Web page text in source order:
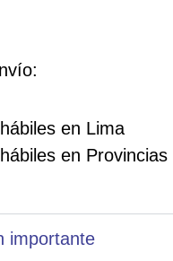
en Lima
en Provincias
importante